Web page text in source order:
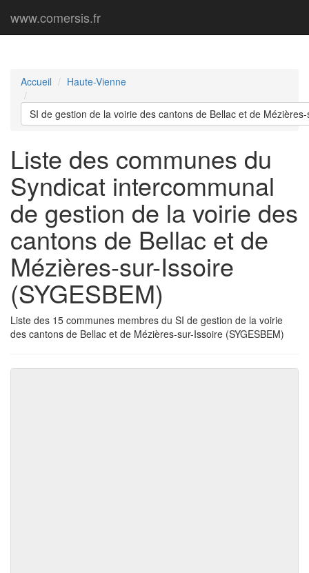
www.comersis.fr
Accueil Haute-Vienne
SI de gestion de la voirie des cantons de Bellac et de
Liste des communes du
Syndicat intercommunal
de gestion de la voirie des
cantons de Bellac et de
Mézières-sur-Issoire
(SYGESBEM)
Liste des 15 communes membres du SI de gestion de la voirie
des cantons de Bellac et de Mézières-sur-Issoire (SYGESBEM)